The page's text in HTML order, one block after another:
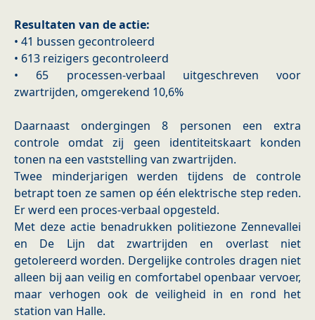
Resultaten van de actie:
• 41 bussen gecontroleerd
• 613 reizigers gecontroleerd
• 65 processen-verbaal uitgeschreven voor
zwartrijden, omgerekend 10,6%
Daarnaast ondergingen 8 personen een extra
controle omdat zij geen identiteitskaart konden
tonen na een vaststelling van zwartrijden.
Twee minderjarigen werden tijdens de controle
betrapt toen ze samen op één elektrische step reden.
Er werd een proces-verbaal opgesteld.
Met deze actie benadrukken politiezone Zennevallei
en De Lijn dat zwartrijden en overlast niet
getolereerd worden. Dergelijke controles dragen niet
alleen bij aan veilig en comfortabel openbaar vervoer,
maar verhogen ook de veiligheid in en rond het
station van Halle.